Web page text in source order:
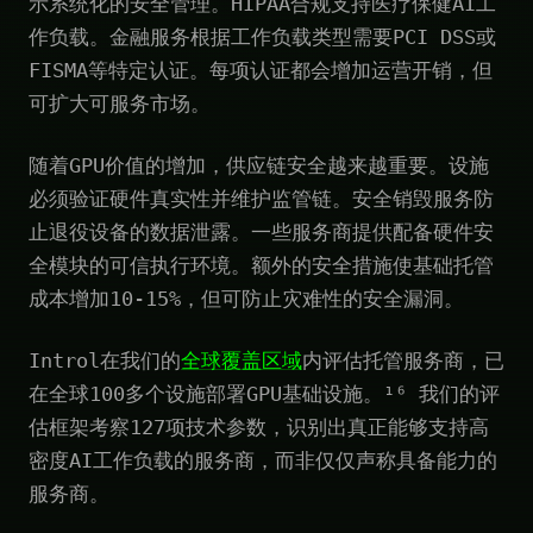
作负载。金融服务根据工作负载类型需要PCI DSS或
FISMA等特定认证。每项认证都会增加运营开销，但
可扩大可服务市场。
随着GPU价值的增加，供应链安全越来越重要。设施
必须验证硬件真实性并维护监管链。安全销毁服务防
止退役设备的数据泄露。一些服务商提供配备硬件安
全模块的可信执行环境。额外的安全措施使基础托管
成本增加10-15%，但可防止灾难性的安全漏洞。
Introl在我们的全球覆盖区域内评估托管服务商，已
在全球100多个设施部署GPU基础设施。¹⁶ 我们的评
估框架考察127项技术参数，识别出真正能够支持高
密度AI工作负载的服务商，而非仅仅声称具备能力的
服务商。